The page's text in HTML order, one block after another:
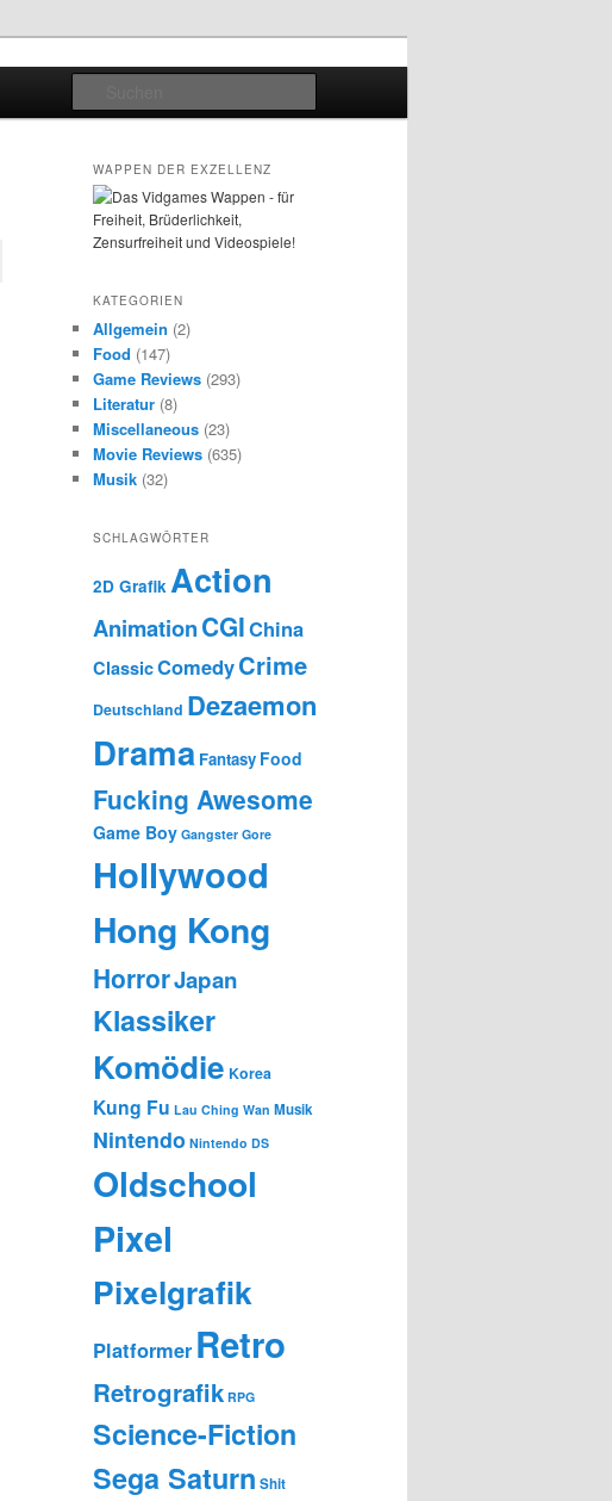
WAPPEN DER EXZELLENZ
KATEGORIEN
Allgemein (2)
Food (147)
Game Reviews (293)
Literatur (8)
Miscellaneous (23)
Movie Reviews (635)
Musik (32)
SCHLAGWÖRTER
2D GrafikAction
AnimationCGIChina
ClassicComedyCrime
Deutschland Dezaemon
Drama Fantasy Food
Fucking Awesome
Game Boy Gangster Gore
Hollywood
Hong Kong
HorrorJapan
Klassiker
Komödie Korea
Kung Fu Lau Ching Wan Musik
Nintendo Nintendo DS
Oldschool
Pixel
Pixelgrafik
Platformer Retro
Retrografik RPG
Science-Fiction
Sega Saturn Shit